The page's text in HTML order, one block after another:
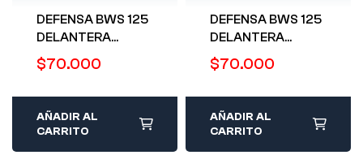
DEFENSA BWS 125
DELANTERA
NEGRA
PROMASTER INOX
$70.000
AÑADIR AL
CARRITO
DEFENSA BWS 125
DELANTERA
NEGRA TRACKPRO
INOX YAMAHA
$70.000
AÑADIR AL
CARRITO